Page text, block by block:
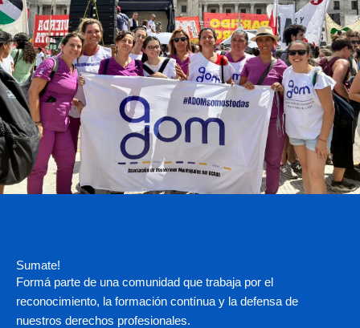
Sumate!
Formá parte de una comunidad que trabaja por el
reconocimiento, la formación contínua y la defensa de
nuestros derechos profesionales.